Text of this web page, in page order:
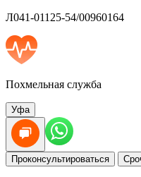
Л041-01125-54/00960164
Похмельная служба
Уфа
Проконсультироваться